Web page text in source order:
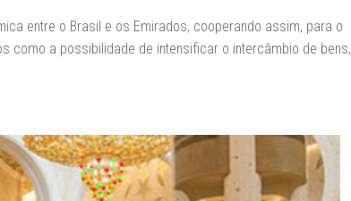
entre o Brasil e os Emirados, cooperando assim, para o
como a possibilidade de intensificar o intercâmbio de bens,